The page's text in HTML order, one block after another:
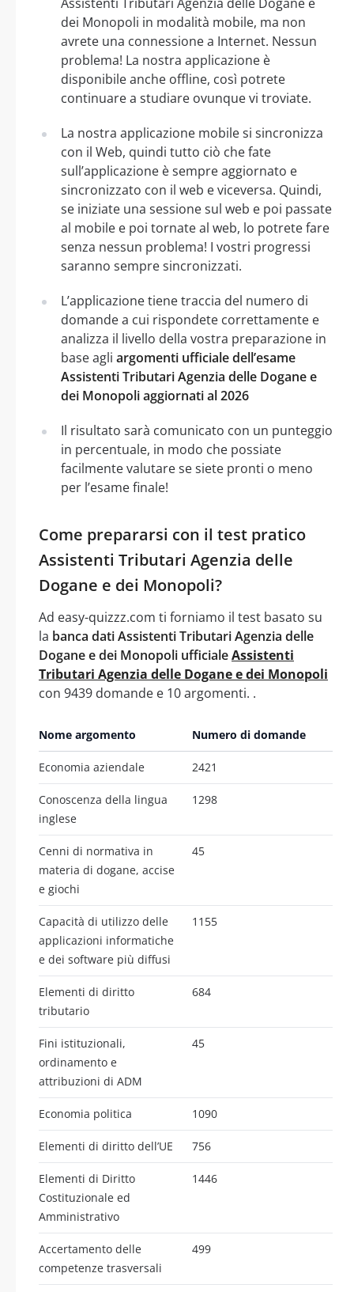
dei Monopoli in modalità mobile, ma non
avrete una connessione a Internet. Nessun
problema! La nostra applicazione è
disponibile anche offline, così potrete
continuare a studiare ovunque vi troviate.
La nostra applicazione mobile si sincronizza
con il Web, quindi tutto ciò che fate
sull’applicazione è sempre aggiornato e
sincronizzato con il web e viceversa. Quindi,
se iniziate una sessione sul web e poi passate
al mobile e poi tornate al web, lo potrete fare
senza nessun problema! I vostri progressi
saranno sempre sincronizzati.
L’applicazione tiene traccia del numero di
domande a cui rispondete correttamente e
analizza il livello della vostra preparazione in
base agli argomenti ufficiale dell’esame
Assistenti Tributari Agenzia delle Dogane e
dei Monopoli aggiornati al 2026
Il risultato sarà comunicato con un punteggio
in percentuale, in modo che possiate
facilmente valutare se siete pronti o meno
per l’esame finale!
Come prepararsi con il test pratico
Assistenti Tributari Agenzia delle
Dogane e dei Monopoli?
Ad easy-quizzz.com ti forniamo il test basato su
la banca dati Assistenti Tributari Agenzia delle
Dogane e dei Monopoli ufficialeAssistenti
Tributari Agenzia delle Dogane e dei Monopoli
con 9439 domande e 10 argomenti. .
Nome argomento Numero di domande
Economia aziendale 2421
Conoscenza della lingua
inglese
1298
Cenni di normativa in
materia di dogane, accise
e giochi
45
Capacità di utilizzo delle
applicazioni informatiche
e dei software più diffusi
1155
Elementi di diritto
tributario
684
Fini istituzionali,
ordinamento e
attribuzioni di ADM
45
Economia politica 1090
Elementi di diritto dell’UE 756
Elementi di Diritto
Costituzionale ed
Amministrativo
1446
Accertamento delle
competenze trasversali
499